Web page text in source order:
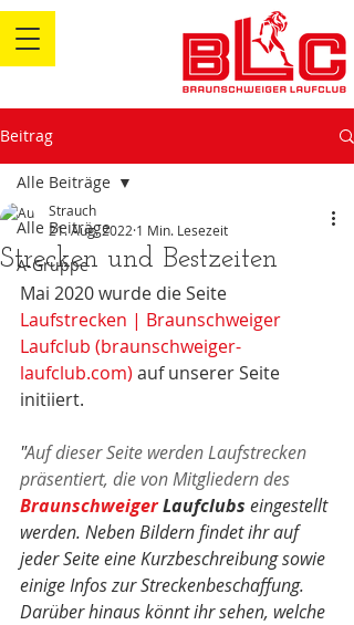
Beitrag
Alle Beiträge
A-Gruppe
Alle Beiträge
Strecken und Bestzeiten
Strauch
21. Aug. 2022 1 Min. Lesezeit
Mai 2020 wurde die Seite
Laufstrecken | Braunschweiger
Laufclub (braunschweiger-
laufclub.com) auf unserer Seite
initiiert.
"Auf dieser Seite werden Laufstrecken
präsentiert, die von Mitgliedern des
Braunschweiger Laufclubs eingestellt
werden. Neben Bildern findet ihr auf
jeder Seite eine Kurzbeschreibung sowie
einige Infos zur Streckenbeschaffung.
Darüber hinaus könnt ihr sehen, welche